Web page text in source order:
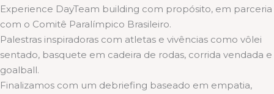
Experience DayTeam building com propósito, em parceria
com o Comitê Paralímpico Brasileiro.
Palestras inspiradoras com atletas e vivências como vôlei
sentado, basquete em cadeira de rodas, corrida vendada e
goalball.
Finalizamos com um debriefing baseado em empatia,